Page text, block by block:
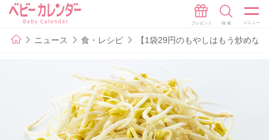
ニュース 食・レシピ 【1袋29円のもやしはもう炒めな